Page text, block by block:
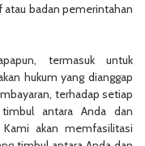
badan pemerintahan
termasuk untuk
hukum yang dianggap
terhadap setiap
antara Anda dan
akan memfasilitasi